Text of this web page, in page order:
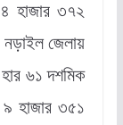
৪ হাজার ৩৭২
নড়াইল জেলায়
হার ৬১ দশমিক
হাজার ৩৫১